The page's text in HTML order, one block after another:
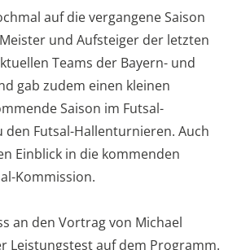
auf die vergangene Saison
und Aufsteiger der letzten
Teams der Bayern- und
gab zudem einen kleinen
Saison im Futsal-
den Futsal-Hallenturnieren. Auch
Einblick in die kommenden
Kommission.
an den Vortrag von Michael
Leistungstest auf dem Programm.